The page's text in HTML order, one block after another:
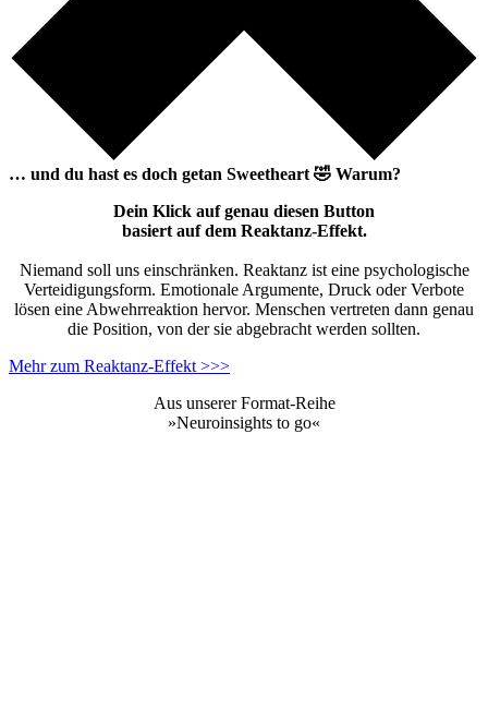
… und du hast es doch getan Sweetheart 🤣 Warum?
Dein Klick auf genau diesen Button
basiert auf dem Reaktanz-Effekt.
Niemand soll uns einschränken. Reaktanz ist eine psychologische
Verteidigungsform. Emotionale Argumente, Druck oder Verbote
lösen eine Abwehrreaktion hervor. Menschen vertreten dann genau
die Position, von der sie abgebracht werden sollten.
Mehr zum Reaktanz-Effekt >>>
Aus unserer Format-Reihe
»Neuroinsights to go«